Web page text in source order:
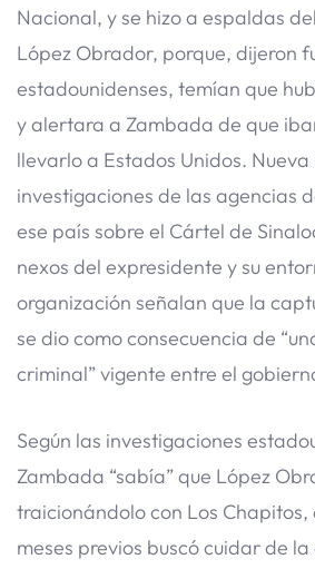
Nacional, y se hizo a espaldas
López Obrador, porque, dijeron
estadounidenses, temían que
y alertara a Zambada de que
llevarlo a Estados Unidos.
investigaciones de las agencias
ese país sobre el Cártel de
nexos del expresidente y su
organización señalan que la
se dio como consecuencia de
criminal” vigente entre el
Según las investigaciones
Zambada “sabía” que López
traicionándolo con Los Chapitos,
meses previos buscó cuidar de